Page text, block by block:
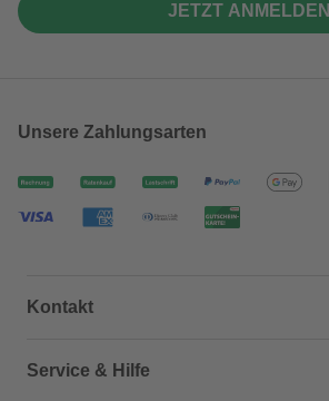
JETZT ANMELDEN
Unsere Zahlungsarten
Kontakt
Dein Kontakt zu uns
Service & Hilfe